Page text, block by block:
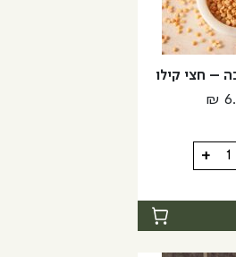
– חצי קילו
₪
+